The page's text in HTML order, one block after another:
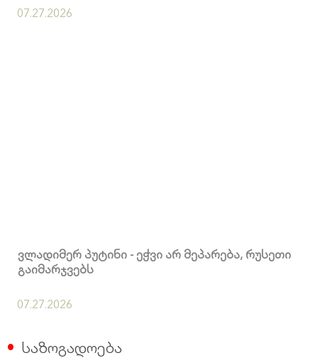
07.27.2026
ვლადიმერ პუტინი - ეჭვი არ მეპარება, რუსეთი
გაიმარჯვებს
07.27.2026
საზოგადოება